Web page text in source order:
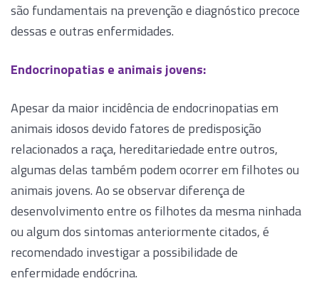
são fundamentais na prevenção e diagnóstico precoce
dessas e outras enfermidades.
Endocrinopatias e animais jovens:
Apesar da maior incidência de endocrinopatias em
animais idosos devido fatores de predisposição
relacionados a raça, hereditariedade entre outros,
algumas delas também podem ocorrer em filhotes ou
animais jovens. Ao se observar diferença de
desenvolvimento entre os filhotes da mesma ninhada
ou algum dos sintomas anteriormente citados, é
recomendado investigar a possibilidade de
enfermidade endócrina.